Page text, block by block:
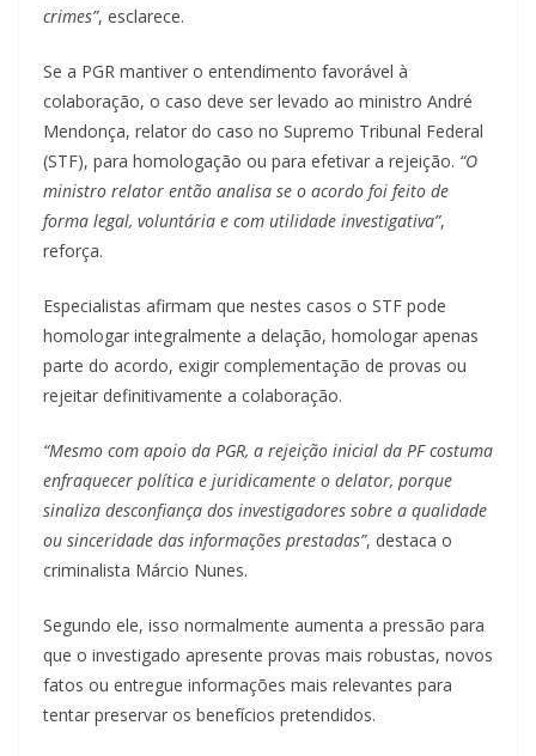
crimes”, esclarece.
Se a PGR mantiver o entendimento favorável à
colaboração, o caso deve ser levado ao ministro André
Mendonça, relator do caso no Supremo Tribunal Federal
(STF), para homologação ou para efetivar a rejeição. “O
ministro relator então analisa se o acordo foi feito de
forma legal, voluntária e com utilidade investigativa”,
reforça.
Especialistas afirmam que nestes casos o STF pode
homologar integralmente a delação, homologar apenas
parte do acordo, exigir complementação de provas ou
rejeitar definitivamente a colaboração.
“Mesmo com apoio da PGR, a rejeição inicial da PF costuma
enfraquecer política e juridicamente o delator, porque
sinaliza desconfiança dos investigadores sobre a qualidade
ou sinceridade das informações prestadas”, destaca o
criminalista Márcio Nunes.
Segundo ele, isso normalmente aumenta a pressão para
que o investigado apresente provas mais robustas, novos
fatos ou entregue informações mais relevantes para
tentar preservar os benefícios pretendidos.